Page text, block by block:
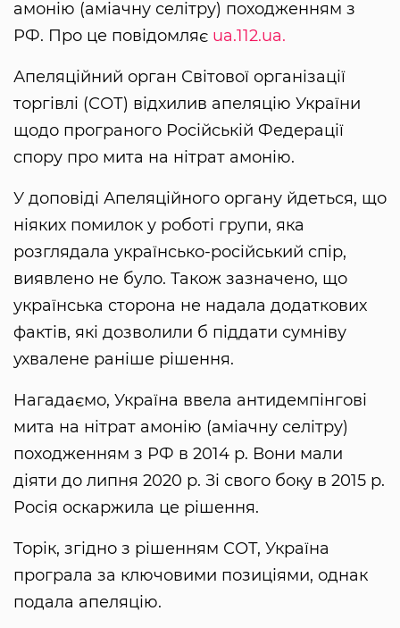
амонію (аміачну селітру) походженням з
РФ. Про це повідомляє ua.112.ua.
Апеляційний орган Світової організації
торгівлі (СОТ) відхилив апеляцію України
щодо програного Російській Федерації
спору про мита на нітрат амонію.
У доповіді Апеляційного органу йдеться, що
ніяких помилок у роботі групи, яка
розглядала українсько-російський спір,
виявлено не було. Також зазначено, що
українська сторона не надала додаткових
фактів, які дозволили б піддати сумніву
ухвалене раніше рішення.
Нагадаємо, Україна ввела антидемпінгові
мита на нітрат амонію (аміачну селітру)
походженням з РФ в 2014 р. Вони мали
діяти до липня 2020 р. Зі свого боку в 2015 р.
Росія оскаржила це рішення.
Торік, згідно з рішенням СОТ, Україна
програла за ключовими позиціями, однак
подала апеляцію.